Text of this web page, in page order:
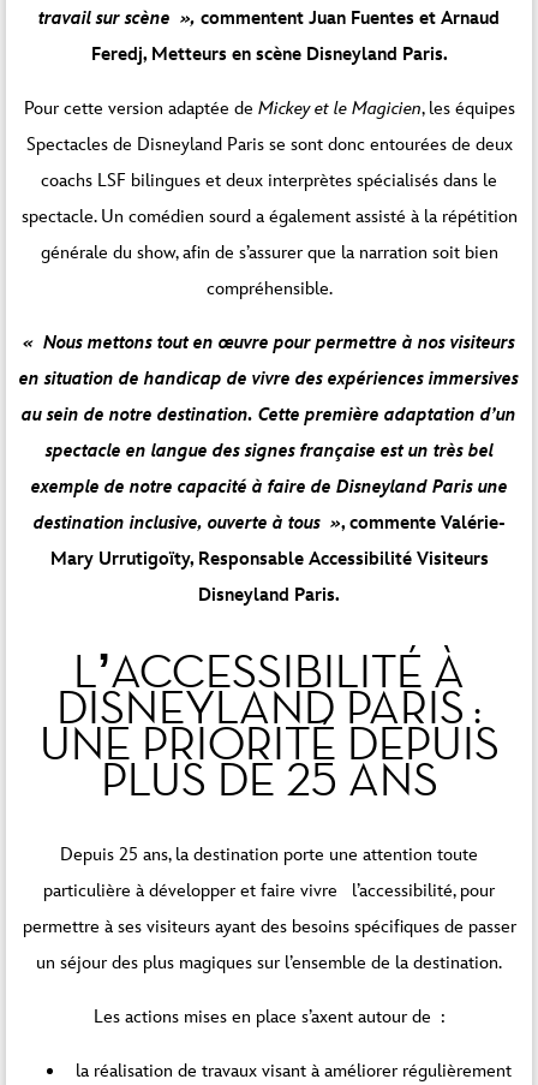
travail sur scène », commentent Juan Fuentes et Arnaud
Feredj, Metteurs en scène Disneyland Paris.
Pour cette version adaptée de Mickey et le Magicien, les équipes
Spectacles de Disneyland Paris se sont donc entourées de deux
coachs LSF bilingues et deux interprètes spécialisés dans le
spectacle. Un comédien sourd a également assisté à la répétition
générale du show, afin de s’assurer que la narration soit bien
compréhensible.
« Nous mettons tout en œuvre pour permettre à nos visiteurs
en situation de handicap de vivre des expériences immersives
au sein de notre destination. Cette première adaptation d’un
spectacle en langue des signes française est un très bel
exemple de notre capacité à faire de Disneyland Paris une
destination inclusive, ouverte à tous », commente Valérie-
Mary Urrutigoïty, Responsable Accessibilité Visiteurs
Disneyland Paris.
L’ACCESSIBILITÉ À
DISNEYLAND PARIS :
UNE PRIORITÉ DEPUIS
PLUS DE 25 ANS
Depuis 25 ans, la destination porte une attention toute
particulière à développer et faire vivre l’accessibilité, pour
permettre à ses visiteurs ayant des besoins spécifiques de passer
un séjour des plus magiques sur l’ensemble de la destination.
Les actions mises en place s’axent autour de :
la réalisation de travaux visant à améliorer régulièrement